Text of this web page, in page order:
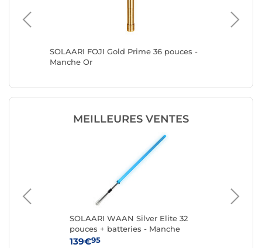
SOLAARI FOJI Gold Prime 36 pouces -
Manche Or
MEILLEURES VENTES
SOLAARI WAAN Silver Elite 32
pouces + batteries - Manche
Argent
139€95